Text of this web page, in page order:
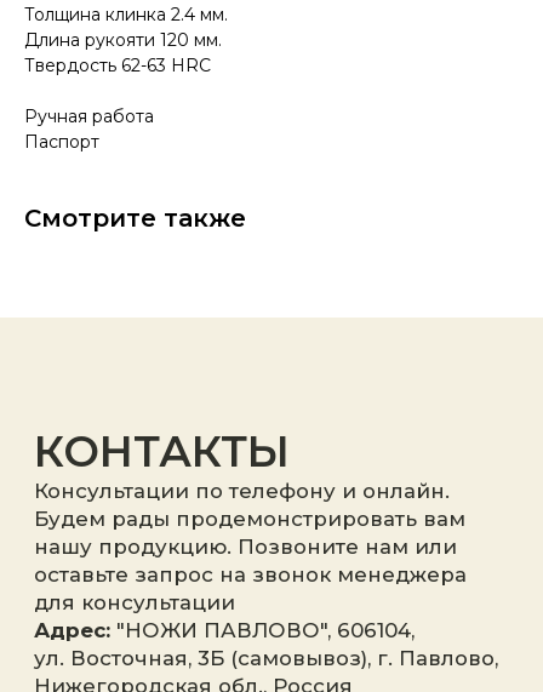
Толщина клинка 2.4 мм.
Длина рукояти 120 мм.
Твердость 62-63 HRC
Ручная работа
Паспорт
Смотрите также
Будем рады продемонстрировать вам
нашу продукцию. Позвоните нам или
оставьте запрос на звонок менеджера
ул. Восточная, 3Б (самовывоз), г. Павлово,
Нижегородская обл., Россия
E-mail: info-torg@bk.ru
Я принимаюполитику
конфиденциальности.
Отправить